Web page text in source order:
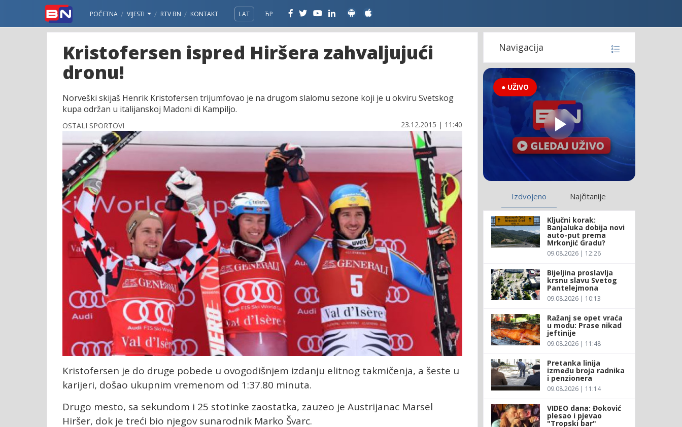
POČETNA VIJESTI RTV BN KONTAKT LAT ЋР
Kristofersen ispred Hiršera zahvaljujući
dronu!
Norveški skijaš Henrik Kristofersen trijumfovao je na drugom slalomu sezone koji je u okviru Svetskog
kupa održan u italijanskoj Madoni di Kampiljo.
OSTALI SPORTOVI 23.12.2015 | 11:40
Kristofersen je do druge pobede u ovogodišnjem izdanju elitnog takmičenja, a šeste u
karijeri, došao ukupnim vremenom od 1:37.80 minuta.
Drugo mesto, sa sekundom i 25 stotinke zaostatka, zauzeo je Austrijanac Marsel
Hiršer, dok je treći bio njegov sunarodnik Marko Švarc.
Navigacija
● UŽIVO
Izdvojeno Najčitanije
Ključni korak:
Banjaluka dobija novi
auto-put prema
Mrkonjić Gradu?
09.08.2026 | 12:26
Bijeljina proslavlja
krsnu slavu Svetog
Pantelejmona
09.08.2026 | 10:13
Ražanj se opet vraća
u modu: Prase nikad
jeftinije
09.08.2026 | 11:48
Pretanka linija
između broja radnika
i penzionera
09.08.2026 | 11:14
VIDEO dana: Đoković
plesao i pjevao
"Tropski bar"